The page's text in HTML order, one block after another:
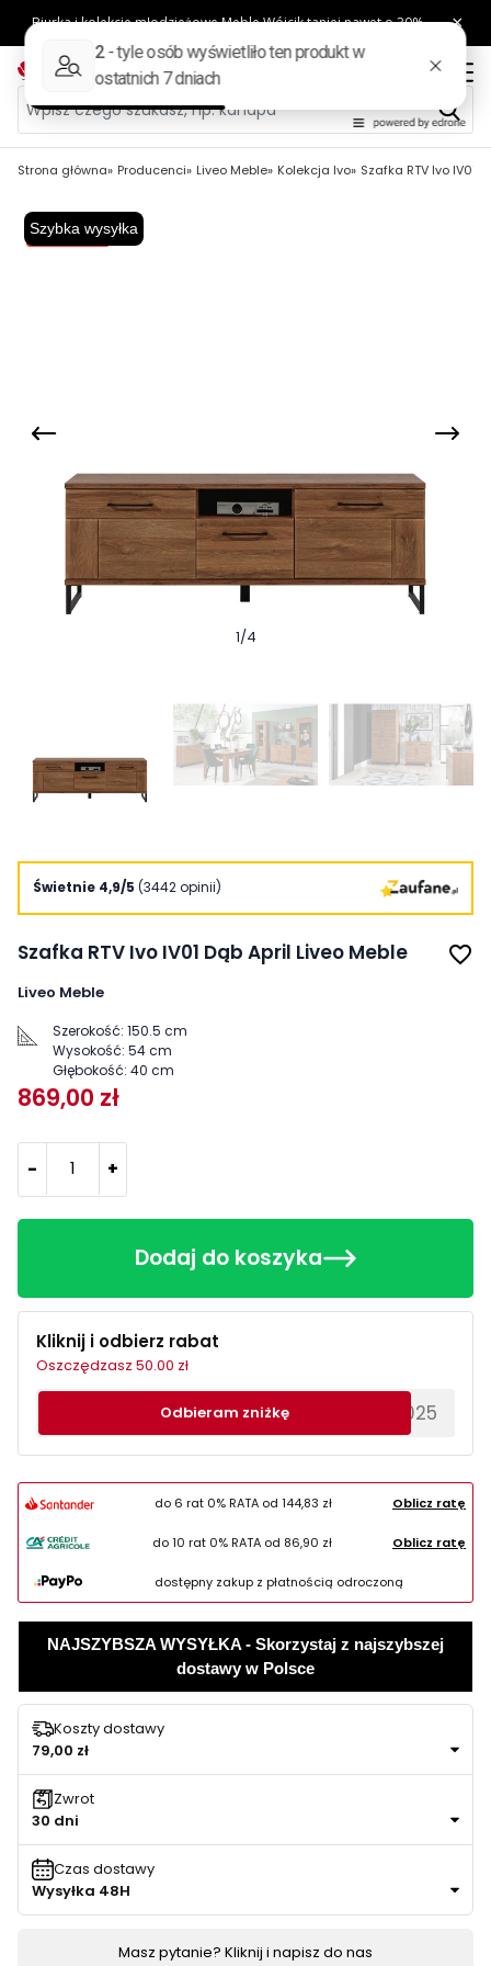
Strona główna Producenci Liveo Meble Kolekcja Ivo Szafka RTV Ivo IV01
Szybka wysyłka
Wysyłka 48H
1/4
Świetnie 4,9/5 (3442 opinii)
Szafka RTV Ivo IV01 Dąb April Liveo Meble favorite_border
Liveo Meble
Szerokość: 150.5 cm
Wysokość: 54 cm
Głębokość: 40 cm
869,00 zł
- +
Dodaj do koszyka
Kliknij i odbierz rabat
Oszczędzasz 50.00 zł
********EWS2025
Odbieram zniżkę
do 6 rat 0% RATA od144,83 zł Oblicz ratę
do 10 rat 0% RATA od 86,90 zł Oblicz ratę
dostępny zakup z płatnością odroczoną
NAJSZYBSZA WYSYŁKA - Skorzystaj z najszybszej
dostawy w Polsce
Koszty dostawy
79,00 zł
Zwrot
30 dni
Czas dostawy
Wysyłka 48H
Masz pytanie? Kliknij i napisz do nas